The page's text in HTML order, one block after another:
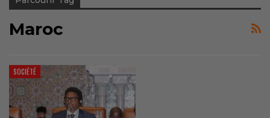
Maroc
SOCIÉTÉ